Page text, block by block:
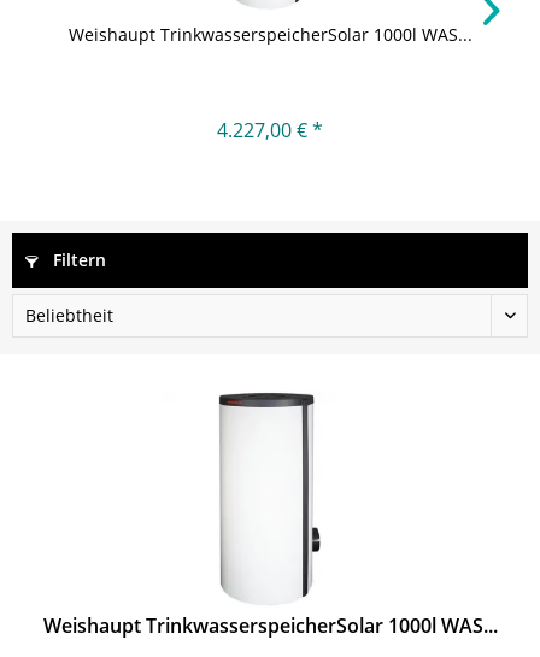
Weishaupt TrinkwasserspeicherSolar 1000l WAS...
4.227,00 € *
Filtern
Weishaupt TrinkwasserspeicherSolar 1000l WAS...